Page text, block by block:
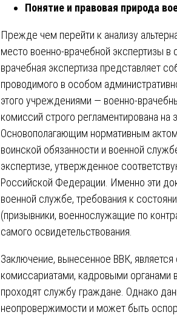
Понятие и правовая природа
Прежде чем перейти к анализу
место военно-врачебной экспертизы в
врачебная экспертиза представляет
проводимого в особом
этого учреждениями — военно-
комиссий строго регламентирована на
Основополагающим нормативным
воинской обязанности и военной
экспертизе, утвержденное
Российской Федерации. Именно эти
военной службе, требования к
(призывники, военнослужащие по
самого освидетельствования.
Заключение, вынесенное ВВК,
комиссариатами, кадровыми органами
проходят службу граждане. Однако
неопровержимости и может быть